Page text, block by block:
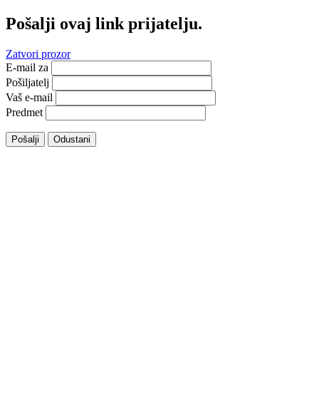
Pošalji ovaj link prijatelju.
Zatvori prozor
E-mail za
Pošiljatelj
Vaš e-mail
Predmet
Pošalji Odustani